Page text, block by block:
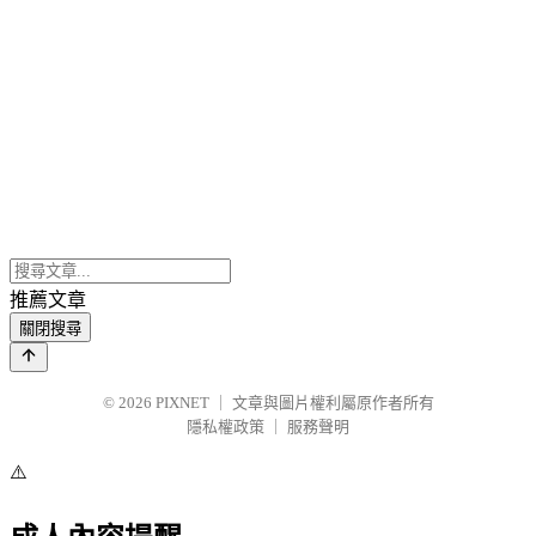
推薦文章
關閉搜尋
© 2026 PIXNET
文章與圖片權利屬原作者所有
隱私權政策
服務聲明
⚠️